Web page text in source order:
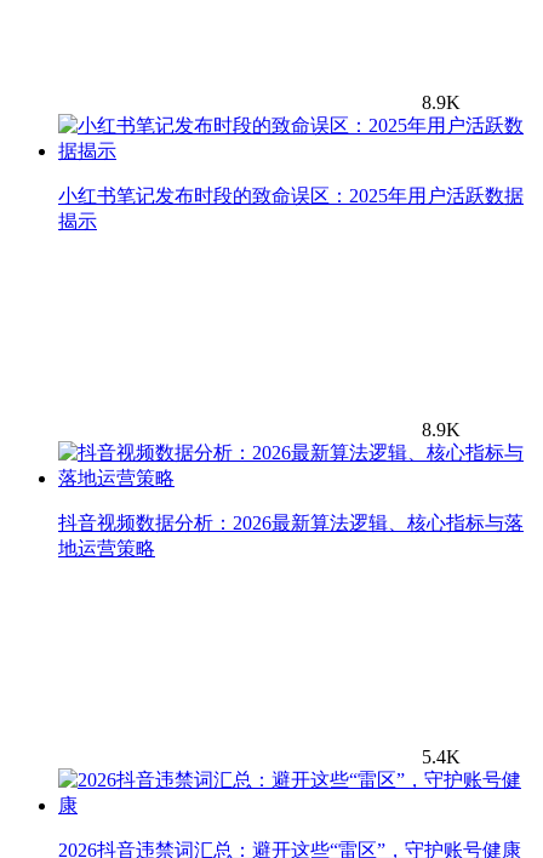
8.9K
小红书笔记发布时段的致命误区：2025年用户活跃数据
揭示
8.9K
抖音视频数据分析：2026最新算法逻辑、核心指标与落
地运营策略
5.4K
2026抖音违禁词汇总：避开这些“雷区”，守护账号健康